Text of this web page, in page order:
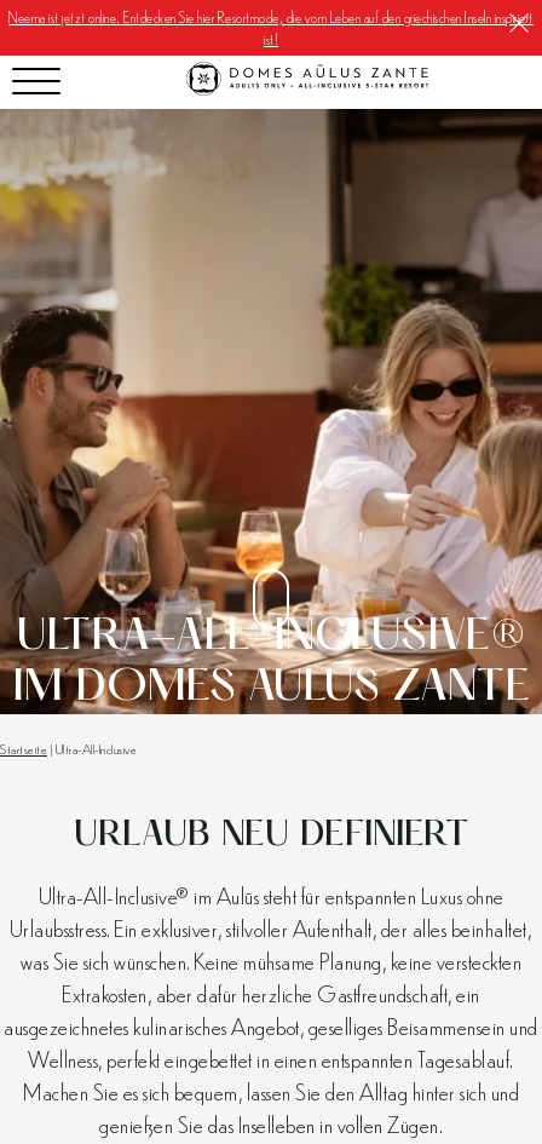
Neema ist jetzt online. Entdecken Sie hier Resortmode, die vom Leben auf den griechischen Inseln inspiriert
ist!
ULTRA-ALL-INCLUSIVE®
IM DOMES AULŪS ZANTE
Startseite | Ultra-All-Inclusive
URLAUB NEU DEFINIERT
Ultra-All-Inclusive® im Aulūs steht für entspannten Luxus ohne
Urlaubsstress. Ein exklusiver, stilvoller Aufenthalt, der alles beinhaltet,
was Sie sich wünschen. Keine mühsame Planung, keine versteckten
Extrakosten, aber dafür herzliche Gastfreundschaft, ein
ausgezeichnetes kulinarisches Angebot, geselliges Beisammensein und
Wellness, perfekt eingebettet in einen entspannten Tagesablauf.
Machen Sie es sich bequem, lassen Sie den Alltag hinter sich und
genießen Sie das Inselleben in vollen Zügen.